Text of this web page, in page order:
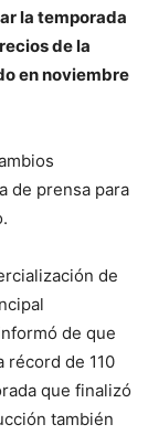
la temporada
de la
en noviembre
de prensa para
de
de que
récord de 110
que finalizó
también